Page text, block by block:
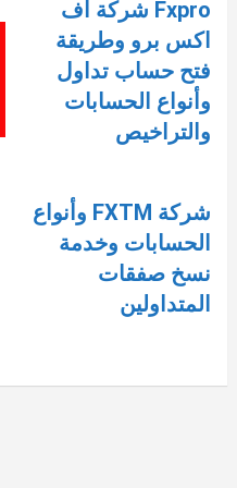
Fxpro شركة اف
اكس برو وطريقة
فتح حساب تداول
وأنواع الحسابات
والتراخيص
شركة FXTM وأنواع
الحسابات وخدمة
نسخ صفقات
المتداولين